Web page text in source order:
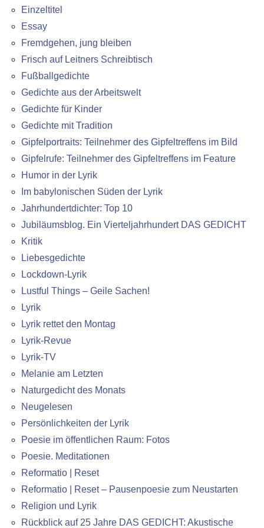
Einzeltitel
Essay
Fremdgehen, jung bleiben
Frisch auf Leitners Schreibtisch
Fußballgedichte
Gedichte aus der Arbeitswelt
Gedichte für Kinder
Gedichte mit Tradition
Gipfelportraits: Teilnehmer des Gipfeltreffens im Bild
Gipfelrufe: Teilnehmer des Gipfeltreffens im Feature
Humor in der Lyrik
Im babylonischen Süden der Lyrik
Jahrhundertdichter: Top 10
Jubiläumsblog. Ein Vierteljahrhundert DAS GEDICHT
Kritik
Liebesgedichte
Lockdown-Lyrik
Lustful Things – Geile Sachen!
Lyrik
Lyrik rettet den Montag
Lyrik-Revue
Lyrik-TV
Melanie am Letzten
Naturgedicht des Monats
Neugelesen
Persönlichkeiten der Lyrik
Poesie im öffentlichen Raum: Fotos
Poesie. Meditationen
Reformatio | Reset
Reformatio | Reset – Pausenpoesie zum Neustarten
Religion und Lyrik
Rückblick auf 25 Jahre DAS GEDICHT: Akustische